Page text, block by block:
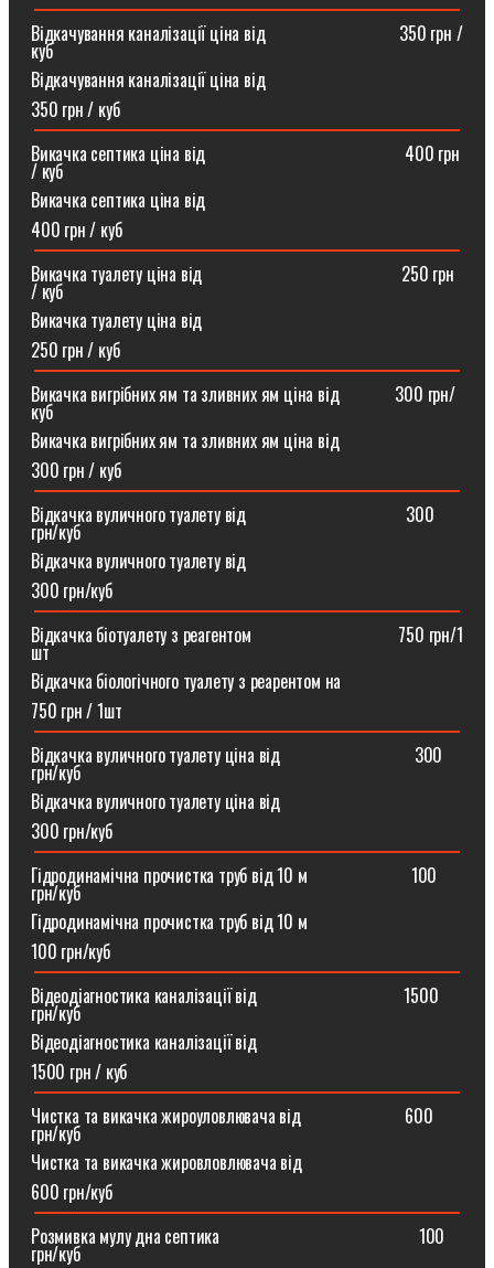
Відкачування каналізації ціна від ⠀⠀⠀⠀⠀⠀⠀⠀⠀⠀350 грн /
куб
Відкачування каналізації ціна від
350 грн / куб
Викачка септика ціна від ⠀⠀⠀⠀⠀⠀⠀⠀⠀⠀⠀⠀⠀⠀⠀400 грн
/ куб
Викачка септика ціна від
400 грн / куб
Викачка туалету ціна від ⠀⠀⠀⠀⠀⠀⠀⠀⠀⠀⠀⠀⠀⠀⠀250 грн
/ куб⠀
Викачка туалету ціна від
250 грн / куб
Викачка вигрібних ям та зливних ям ціна від ⠀⠀⠀⠀300 грн/
куб
Викачка вигрібних ям та зливних ям ціна від
300 грн / куб
Відкачка вуличного туалету від ⠀⠀⠀⠀⠀⠀⠀⠀⠀⠀⠀⠀300
грн/куб
Відкачка вуличного туалету від
300 грн/куб
Відкачка біотуалету з реагентом ⠀⠀⠀⠀⠀⠀⠀⠀⠀⠀⠀750 грн/1
шт
Відкачка біологічного туалету з реарентом на
750 грн / 1шт
Відкачка вуличного туалету ціна від ⠀⠀⠀⠀⠀⠀⠀⠀⠀⠀300
грн/куб
Відкачка вуличного туалету ціна від
300 грн/куб
Гідродинамічна прочистка труб від 10 м⠀⠀⠀⠀⠀⠀⠀⠀100
грн/куб
Гідродинамічна прочистка труб від 10 м
100 грн/куб
Відеодіагностика каналізації від ⠀⠀⠀⠀⠀⠀⠀⠀⠀⠀⠀1500
грн/куб
Відеодіагностика каналізації від
1500 грн / куб
Чистка та викачка жироуловлювача від⠀⠀⠀⠀⠀⠀⠀⠀600
грн/куб
Чистка та викачка жировловлювача від
600 грн/куб
Розмивка мулу дна септика ⠀⠀⠀⠀⠀⠀⠀⠀⠀⠀⠀⠀⠀⠀⠀100
грн/куб